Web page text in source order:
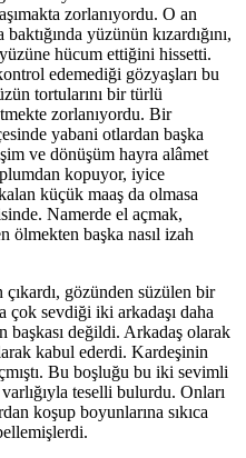
zorlanıyordu. O an
yüzünün kızardığını,
hücum ettiğini hissetti.
edemediği gözyaşları bu
tortularını bir türlü
zorlanıyordu. Bir
yabani otlardan başka
ve dönüşüm hayra alâmet
kopuyor, iyice
küçük maaş da olmasa
Namerde el açmak,
ölmekten başka nasıl izah
gözünden süzülen bir
çok sevdiği iki arkadaşı daha
başkası değildi. Arkadaş olarak
kabul ederdi. Kardeşinin
Bu boşluğu bu iki sevimli
teselli bulurdu. Onları
koşup boyunlarına sıkıca